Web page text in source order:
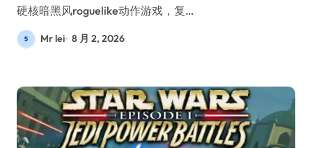
硬核暗黑风roguelike动作游戏，复…
Mr lei 8 月 2, 2026